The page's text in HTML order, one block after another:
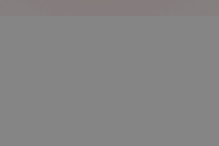
Лаб», УНП 191700409
г. Минск, улица Толбухина, 2,